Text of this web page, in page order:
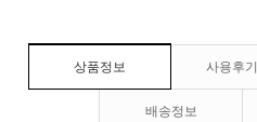
상품정보 사용후기
배송정보